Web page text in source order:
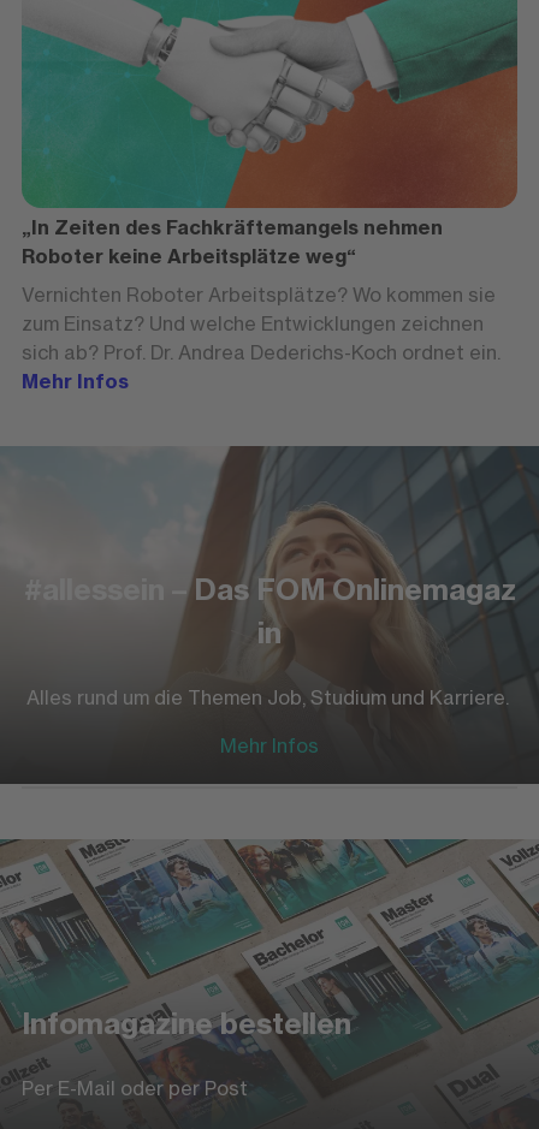
„In Zeiten des Fachkräftemangels nehmen
Roboter keine Arbeitsplätze weg“
Vernichten Roboter Arbeitsplätze? Wo kommen sie
zum Einsatz? Und welche Entwicklungen zeichnen
sich ab? Prof. Dr. Andrea Dederichs-Koch ordnet ein.
Mehr Infos
#allessein – Das FOM Onlinemagaz
in
Alles rund um die Themen Job, Studium und Karriere.
Mehr Infos
Infomagazine bestellen
Per E-Mail oder per Post